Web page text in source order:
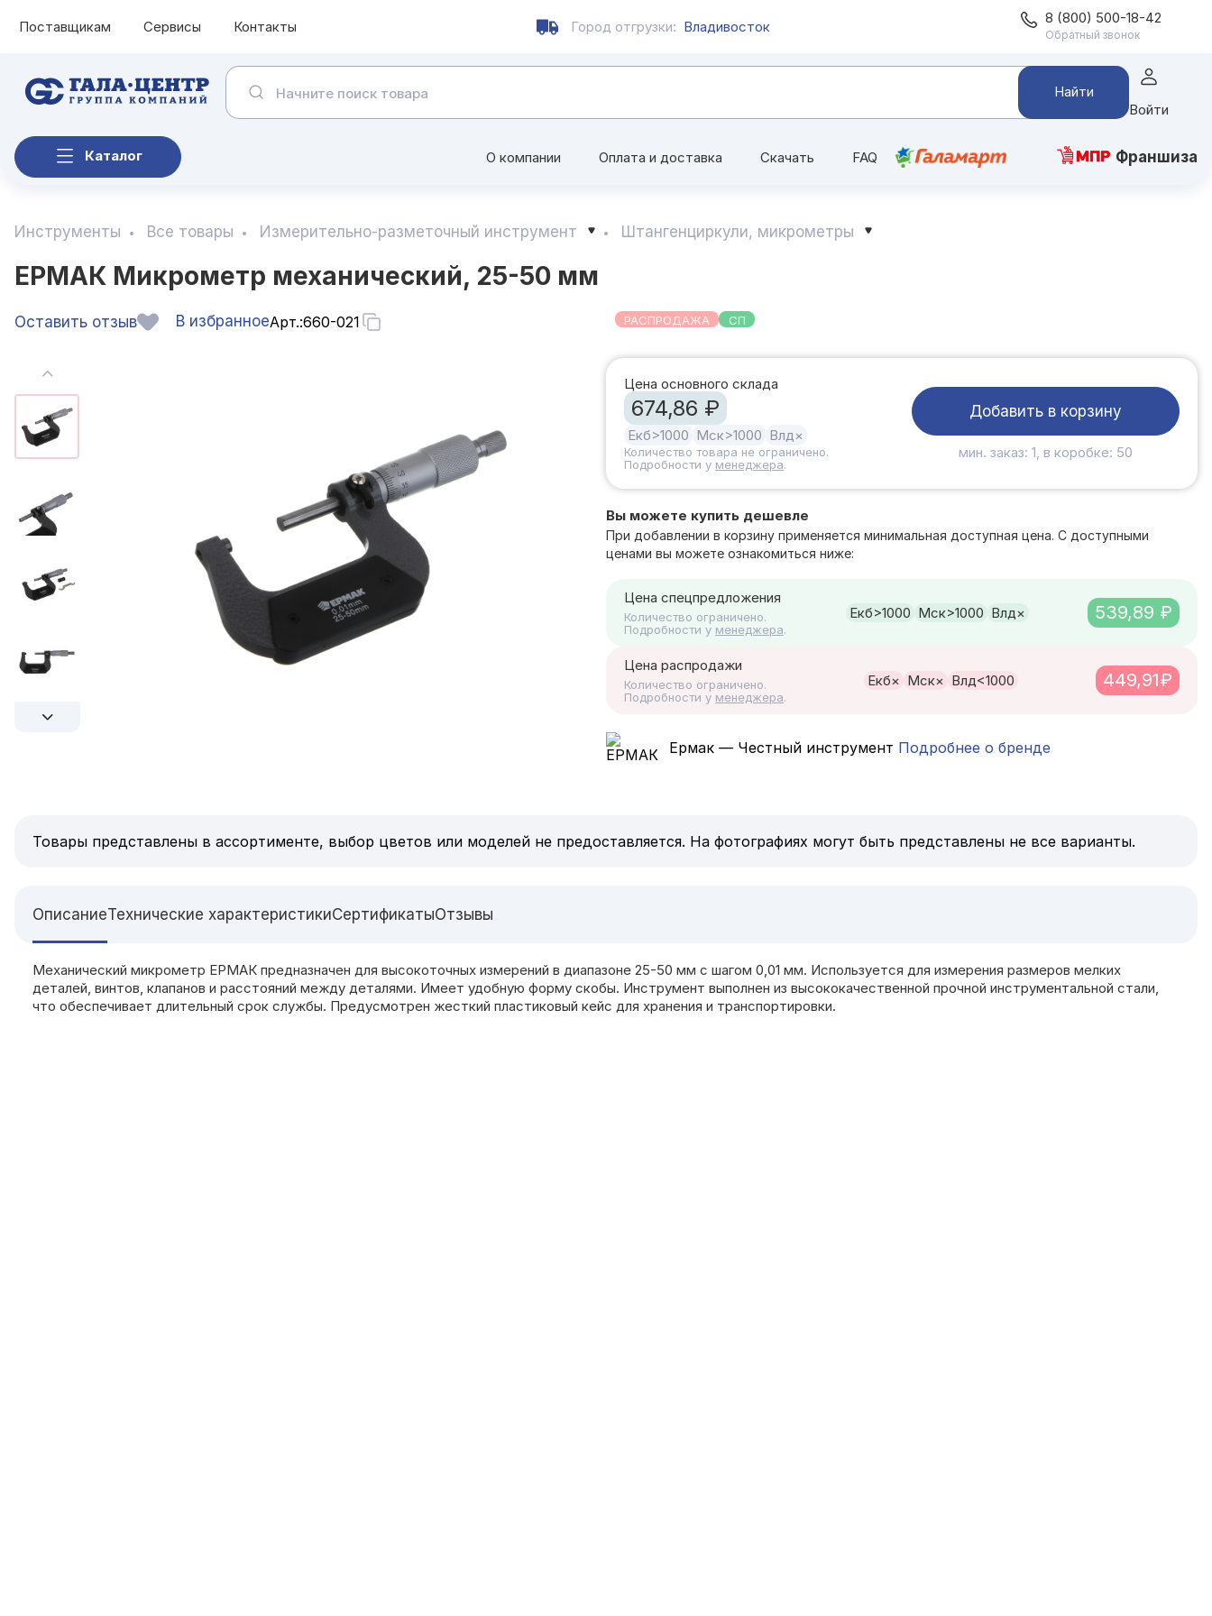
Поставщикам Сервисы Контакты Город отгрузки: Владивосток 8 (800) 500-18-42
Обратный звонок
Найти
Войти
Каталог О компании Оплата и доставка Скачать FAQ Франшиза
Инструменты Все товары Измерительно-разметочный инструмент Штангенциркули, микрометры
ЕРМАК Микрометр механический, 25-50 мм
Оставить отзыв В избранноеАрт.:660-021 РАСПРОДАЖА СП
Цена основного склада
674,86 ₽
Екб>1000 Мск>1000 Влд×
Количество товара не ограничено.
Подробности у менеджера.
Добавить в корзину
мин. заказ: 1, в коробке: 50
Вы можете купить дешевле
При добавлении в корзину применяется минимальная доступная цена. С доступными
ценами вы можете ознакомиться ниже:
Цена спецпредложения
Количество ограничено.
Подробности у менеджера.
Екб>1000 Мск>1000 Влд× 539,89 ₽
Цена распродажи
Количество ограничено.
Подробности у менеджера.
Екб× Мск× Влд<1000 449,91₽
Ермак — Честный инструмент Подробнее о бренде
Товары представлены в ассортименте, выбор цветов или моделей не предоставляется. На фотографиях могут быть представлены не все варианты.
ОписаниеТехнические характеристикиСертификатыОтзывы
Механический микрометр ЕРМАК предназначен для высокоточных измерений в диапазоне 25-50 мм с шагом 0,01 мм. Используется для измерения размеров мелких
деталей, винтов, клапанов и расстояний между деталями. Имеет удобную форму скобы. Инструмент выполнен из высококачественной прочной инструментальной стали,
что обеспечивает длительный срок службы. Предусмотрен жесткий пластиковый кейс для хранения и транспортировки.